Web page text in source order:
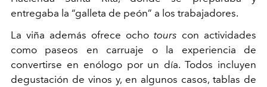
entregaba la “galleta de peón” a los trabajadores.
La viña además ofrece ocho tours con actividades
como paseos en carruaje o la experiencia de
convertirse en enólogo por un día. Todos incluyen
degustación de vinos y, en algunos casos, tablas de